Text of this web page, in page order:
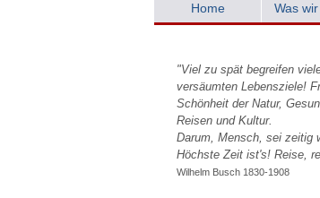
Home Was
"Viel zu spät begreifen
versäumten Lebensziele!
Schönheit der Natur,
Reisen und Kultur.
Darum, Mensch, sei zeitig
Höchste Zeit ist's! Reise,
Wilhelm Busch 1830-1908